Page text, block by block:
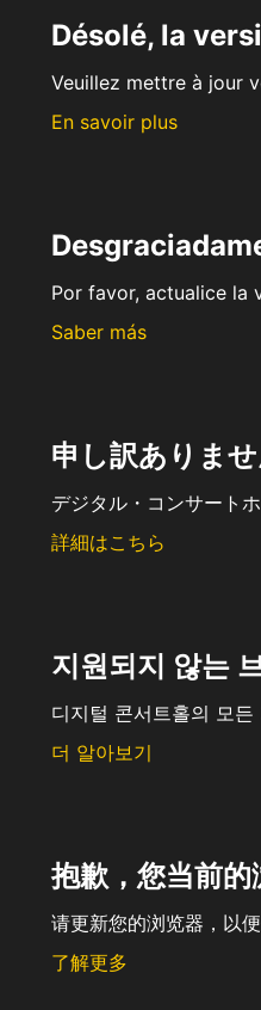
Désolé, la
Veuillez mettre à jour
En savoir plus
Por favor, actualice la
Saber más
申し訳ありま
デジタル・コンサート
詳細はこちら
지원되지 않는
디지털 콘서트홀의 모
더 알아보기
抱歉，您当前
请更新您的浏览器，以
了解更多